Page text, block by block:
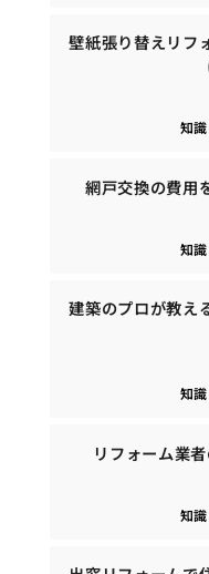
壁紙張り替えリフ
知識
網戸交換の費用
知識
建築のプロが教え
知識
リフォーム業
知識